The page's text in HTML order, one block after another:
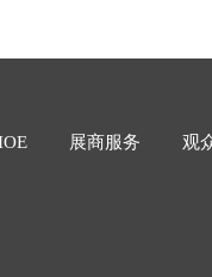
展商服务 观